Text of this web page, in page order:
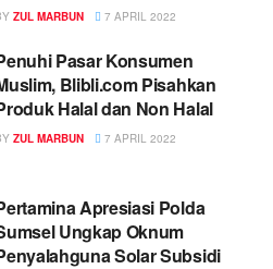
ZUL MARBUN 7 APRIL 2022
Pasar Konsumen
Blibli.com Pisahkan
Halal dan Non Halal
ZUL MARBUN 7 APRIL 2022
Apresiasi Polda
Ungkap Oknum
Solar Subsidi